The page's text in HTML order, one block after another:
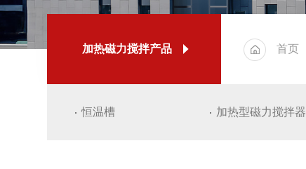
首页
加热磁力搅拌产品
恒温槽 加热型磁力搅拌器